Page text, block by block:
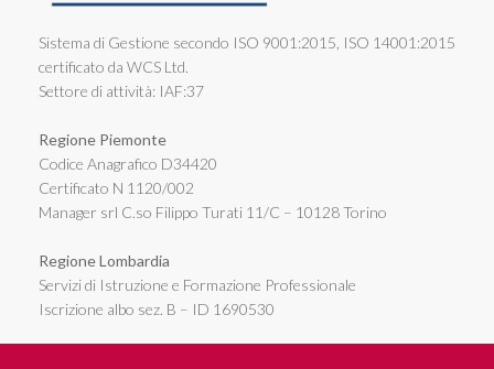
Sistema di Gestione secondo ISO 9001:2015, ISO 14001:2015
certificato da WCS Ltd.
Settore di attività: IAF:37
Regione Piemonte
Codice Anagrafico D34420
Certificato N 1120/002
Manager srl C.so Filippo Turati 11/C – 10128 Torino
Regione Lombardia
Servizi di Istruzione e Formazione Professionale
Iscrizione albo sez. B – ID 1690530